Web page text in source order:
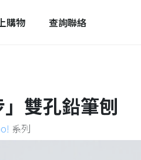
購物 查詢聯絡
雙孔鉛筆刨
系列